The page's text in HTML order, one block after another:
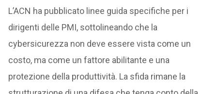
L’ACN ha pubblicato linee guida specifiche per i
dirigenti delle PMI, sottolineando che la
cybersicurezza non deve essere vista come un
costo, ma come un fattore abilitante e una
protezione della produttività. La sfida rimane la